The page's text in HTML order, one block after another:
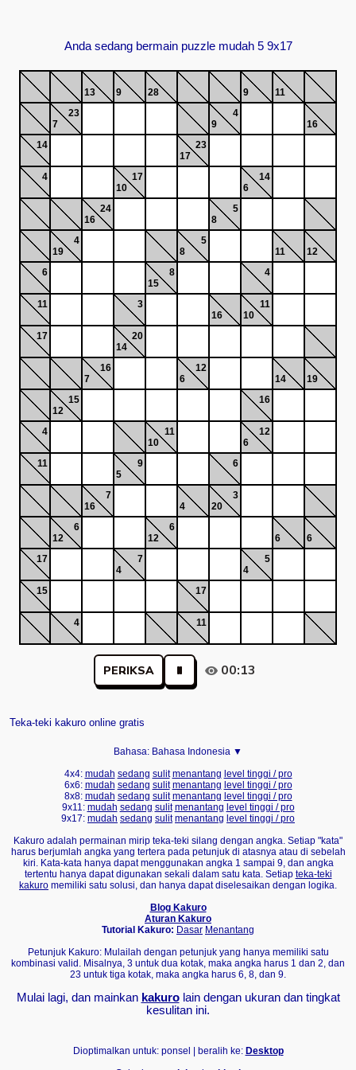
Anda sedang bermain puzzle mudah 5 9x17
13 9 28 9
11
23
7
4
9
16
14
23
17
4
17
10
14
6
24
16
5
8
4
19
5
8
11
12
6
8
15
4
11
3
16
11
10
17
20
14
16
7
12
6
14
19
15
12
16
4
11
10
12
6
11
9
5
6
7
16
4
3
20
6
12
6
12
6
6
17
7
4
5
4
15
17
4 11
PERIKSA 00:13
Teka-teki kakuro online gratis
Bahasa: Bahasa Indonesia ▼
4x4: mudah sedang sulit menantang level tinggi / pro
6x6: mudah sedang sulit menantang level tinggi / pro
8x8: mudah sedang sulit menantang level tinggi / pro
9x11: mudah sedang sulit menantang level tinggi / pro
9x17: mudah sedang sulit menantang level tinggi / pro
Kakuro adalah permainan mirip teka-teki silang dengan angka. Setiap "kata"
harus berjumlah angka yang tertera pada petunjuk di atasnya atau di sebelah
kiri. Kata-kata hanya dapat menggunakan angka 1 sampai 9, dan angka
tertentu hanya dapat digunakan sekali dalam satu kata. Setiap teka-teki
kakuro memiliki satu solusi, dan hanya dapat diselesaikan dengan logika.
Blog Kakuro
Aturan Kakuro
Tutorial Kakuro: Dasar Menantang
Petunjuk Kakuro: Mulailah dengan petunjuk yang hanya memiliki satu
kombinasi valid. Misalnya, 3 untuk dua kotak, maka angka harus 1 dan 2, dan
23 untuk tiga kotak, maka angka harus 6, 8, dan 9.
Mulai lagi, dan mainkan kakurolain dengan ukuran dan tingkat
kesulitan ini.
Dioptimalkan untuk: ponsel | beralih ke: Desktop